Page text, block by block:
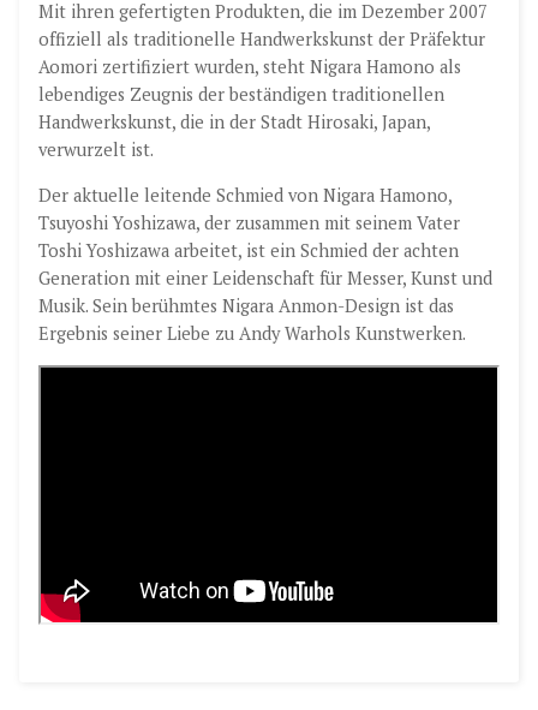
Mit ihren gefertigten Produkten, die im Dezember 2007
offiziell als traditionelle Handwerkskunst der Präfektur
Aomori zertifiziert wurden, steht Nigara Hamono als
lebendiges Zeugnis der beständigen traditionellen
Handwerkskunst, die in der Stadt Hirosaki, Japan,
verwurzelt ist.
Der aktuelle leitende Schmied von Nigara Hamono,
Tsuyoshi Yoshizawa, der zusammen mit seinem Vater
Toshi Yoshizawa arbeitet, ist ein Schmied der achten
Generation mit einer Leidenschaft für Messer, Kunst und
Musik. Sein berühmtes Nigara Anmon-Design ist das
Ergebnis seiner Liebe zu Andy Warhols Kunstwerken.